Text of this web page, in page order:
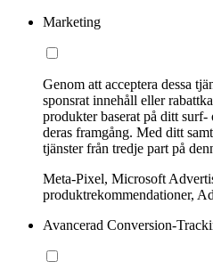
Marketing
Genom att acceptera dessa
sponsrat innehåll eller
produkter baserat på ditt surf-
deras framgång. Med ditt
tjänster från tredje part på
Meta-Pixel, Microsoft
produktrekommendationer,
Avancerad Conversion-